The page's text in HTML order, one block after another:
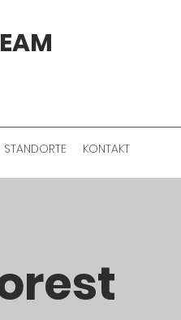
STANDORTE KONTAKT